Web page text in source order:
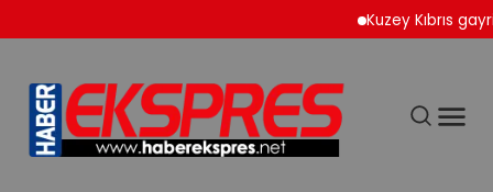
Kuzey Kıbrıs